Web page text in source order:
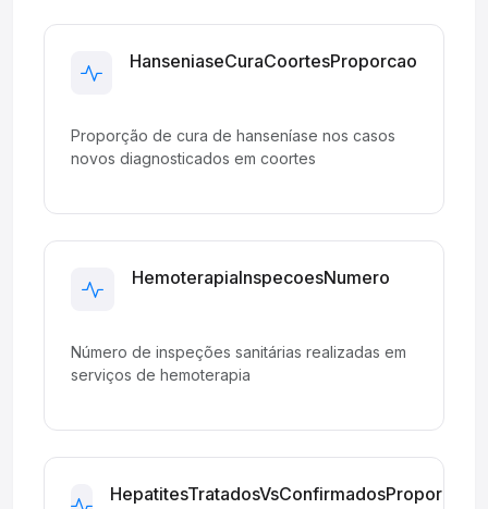
HanseniaseCuraCoortesProporcao
Proporção de cura de hanseníase nos casos
novos diagnosticados em coortes
HemoterapiaInspecoesNumero
Número de inspeções sanitárias realizadas em
serviços de hemoterapia
HepatitesTratadosVsConfirmadosProporcao